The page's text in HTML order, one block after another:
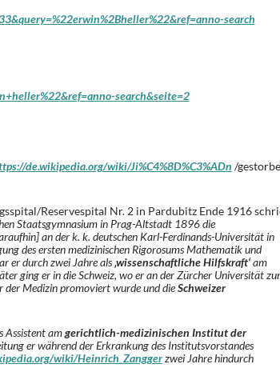
search
search&seite=2
de.wikipedia.org/wiki/Ji%C4%8D%C3%ADn /
Reservespital Nr. 2 in Pardubitz Ende 1916
Staatsgymnasium in Prag-Altstadt 1896 die
an der k. k. deutschen Karl-Ferdinands-Universität in
des ersten medizinischen Rigorosums Mathematik und
er durch zwei Jahre als‚wissenschaftliche Hilfskraft‘am
ging er in die Schweiz, wo er an der Zürcher Universität
Medizin promoviert wurde und dieSchweizer
Assistent amgerichtlich-medizinischen Institut der
er während der Erkrankung des Institutsvorstandes
wiki/Heinrich_Zanggerzwei Jahre hindurch